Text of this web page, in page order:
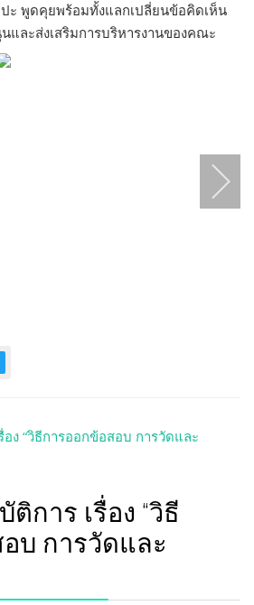
ะ พูดคุยพร้อมทั้งแลกเปลี่ยนข้อคิดเห็น
และส่งเสริมการบริหารงานของคณะ
การ เรื่อง “วิธี
บ การวัดและ